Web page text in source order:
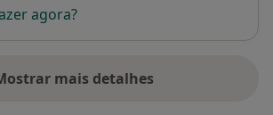
agora?
mais detalhes
sobre o endereço